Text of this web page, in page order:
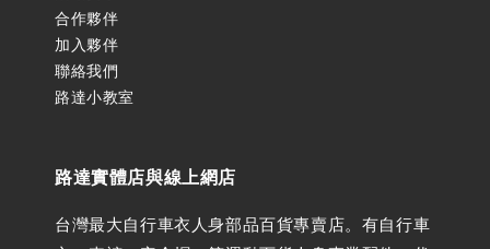
合作夥伴
加入夥伴
聯絡我們
路達小教室
路達實體店與線上網店
台灣最大自行車衣人身部品百貨專賣店。有自行車